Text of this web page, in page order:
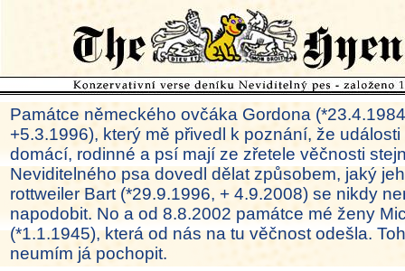
Památce německého ovčáka Gordona
+5.3.1996), který mě přivedl k poznání, že
domácí, rodinné a psí mají ze zřetele věčnosti
Neviditelného psa dovedl dělat způsobem, jaký
rottweiler Bart (*29.9.1996, + 4.9.2008) se nikdy
napodobit. No a od 8.8.2002 památce mé ženy
(*1.1.1945), která od nás na tu věčnost odešla.
neumím já pochopit.